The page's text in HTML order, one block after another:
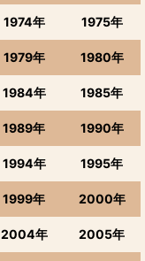
1974年 1975年
1979年 1980年
1984年 1985年
1989年 1990年
1994年 1995年
1999年 2000年
2004年 2005年